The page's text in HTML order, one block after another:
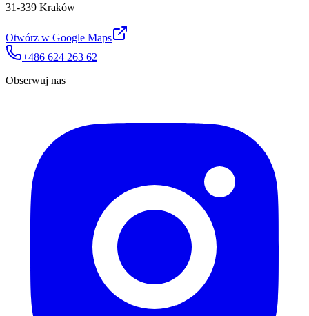
31-339 Kraków
Otwórz w Google Maps
+486 624 263 62
Obserwuj nas